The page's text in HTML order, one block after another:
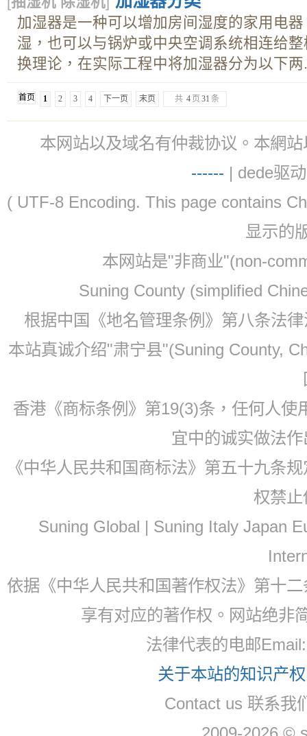
加湿器是一种可以增加房间湿度的家用电
湿，也可以与锅炉或中央空调系统相连给
换理论，在实际工程中将加湿器分为以下两
首页 1 2 3 4 下一页 末页 共 4 页 31 条
本网站以及域名有仲裁协议。本網
------ | dede驱
( UTF-8 Encoding. This page contains
显示的
本网站是"非商业"(non-
Suning County (simplified
根据中国《地名管理条例》第八条法
本站真诚介绍"肃宁县"(Suning County,
香港《商标条例》第19(3)条，任何人
宜中的诚实做法
《中华人民共和国商标法》第五十九条
权禁
Suning Global | Suning Italy Japan
依据《中华人民共和国著作权法》第十
享有对应的著作权。网站绝非
法律代表的电邮
关于本站的知识产
Contact us 联系我